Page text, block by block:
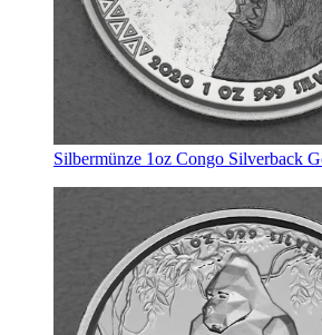
Silbermünze 1oz Congo Silverback